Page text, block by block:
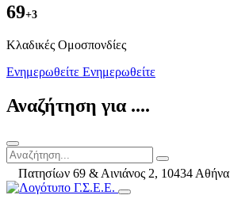
69+3
Kλαδικές Ομοσπονδίες
Ενημερωθείτε Ενημερωθείτε
Αναζήτηση για ....
Πατησίων 69 & Αινιάνος 2, 10434 Αθήνα